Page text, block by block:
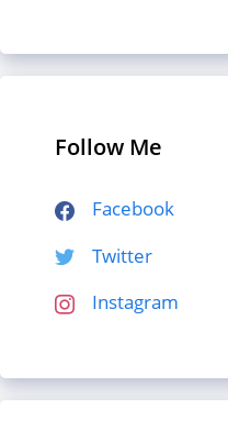
Follow Me
Facebook
Twitter
Instagram